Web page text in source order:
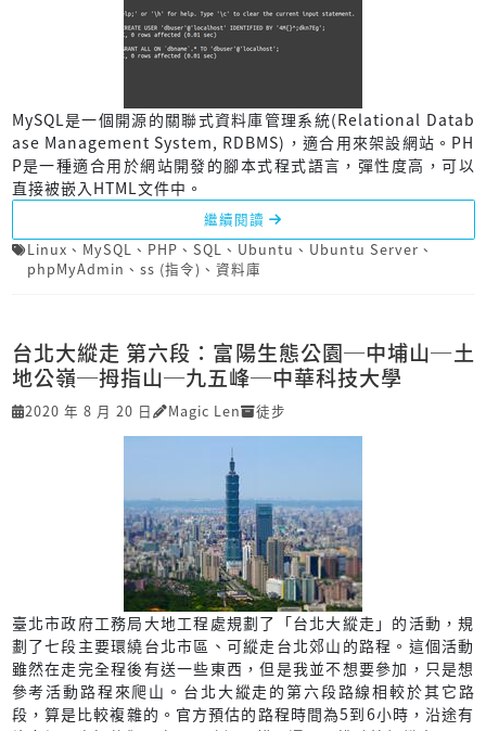
MySQL是一個開源的關聯式資料庫管理系統(Relational Datab
ase Management System, RDBMS)，適合用來架設網站。PH
P是一種適合用於網站開發的腳本式程式語言，彈性度高，可以
直接被嵌入HTML文件中。
繼續閱讀
Linux 、 MySQL 、 PHP 、 SQL 、 Ubuntu 、 Ubuntu Server 、
phpMyAdmin 、 ss (指令) 、 資料庫
台北大縱走 第六段：富陽生態公園─中埔山─土
地公嶺─拇指山─九五峰─中華科技大學
2020 年 8 月 20 日 Magic Len 徒步
臺北市政府工務局大地工程處規劃了「台北大縱走」的活動，規
劃了七段主要環繞台北市區、可縱走台北郊山的路程。這個活動
雖然在走完全程後有送一些東西，但是我並不想要參加，只是想
參考活動路程來爬山。台北大縱走的第六段路線相較於其它路
段，算是比較複雜的。官方預估的路程時間為5到6小時，沿途有